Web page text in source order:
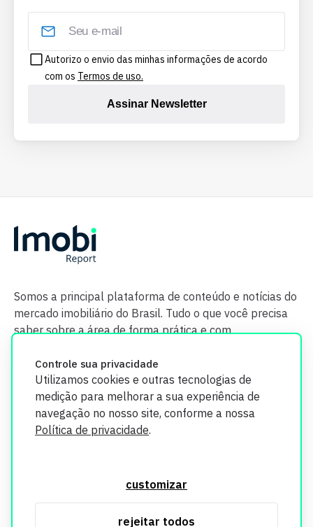
Controle sua privacidade
Utilizamos cookies e outras tecnologias de
medição para melhorar a sua experiência de
navegação no nosso site, conforme a nossa
Política de privacidade.
customizar
rejeitar todos
Autorizo o envio das minhas informações de acordo
com os Termos de uso.
Assinar Newsletter
Somos a principal plataforma de conteúdo e notícias do
mercado imobiliário do Brasil. Tudo o que você precisa
saber sobre a área de forma prática e com
segurança. Todos os dados coletados em nosso site são
utilizados exclusivamente para fins de aprimoramento de
informações, consulte nossa Política de Privacidade.